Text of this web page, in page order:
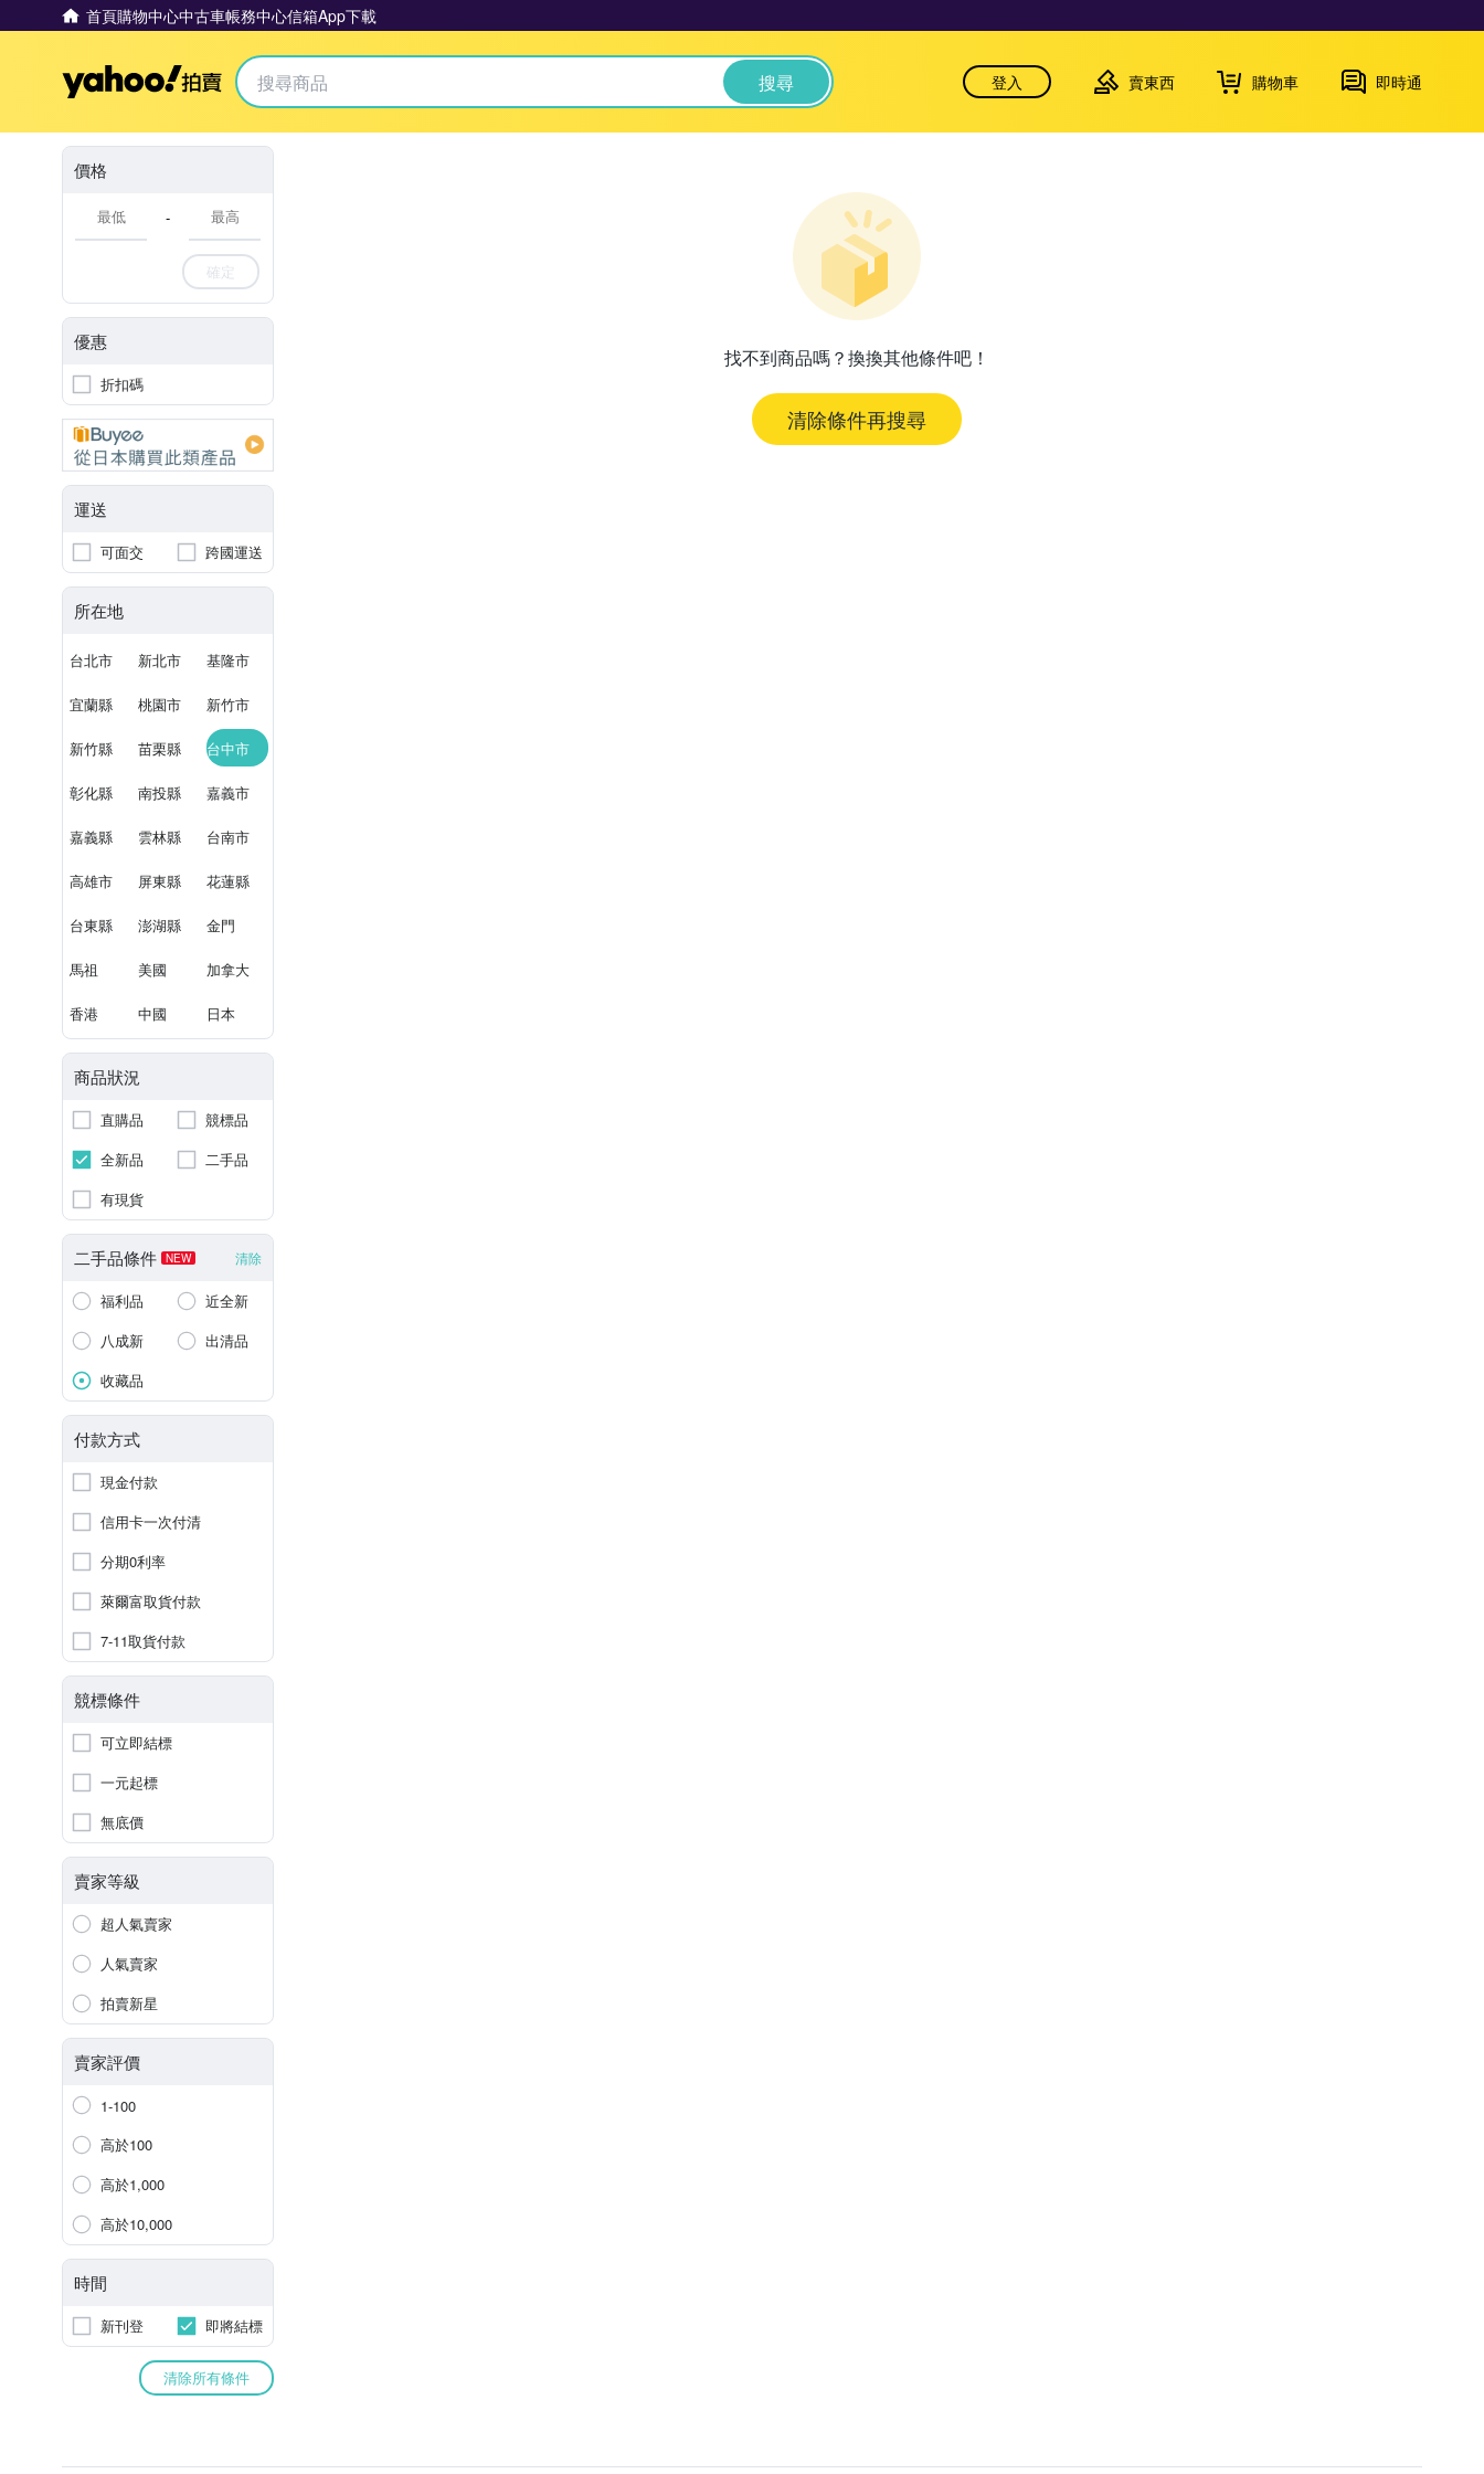
首頁購物中心中古車帳務中心信箱App下載
Yahoo拍賣 搜尋 登入 賣東西 購物車 即時通
價格
-
確定
優惠
折扣碼
運送
可面交 跨國運送
所在地
台北市 新北市 基隆市
宜蘭縣 桃園市 新竹市
新竹縣 苗栗縣 台中市
彰化縣 南投縣 嘉義市
嘉義縣 雲林縣 台南市
高雄市 屏東縣 花蓮縣
台東縣 澎湖縣 金門
馬祖 美國 加拿大
香港 中國 日本
商品狀況
直購品
競標品
全新品
二手品
有現貨
二手品條件 NEW 清除
福利品
近全新
八成新
出清品
收藏品
付款方式
現金付款
信用卡一次付清
分期0利率
萊爾富取貨付款
7-11取貨付款
競標條件
可立即結標
一元起標
無底價
賣家等級
超人氣賣家
人氣賣家
拍賣新星
賣家評價
1-100
高於100
高於1,000
高於10,000
時間
新刊登 即將結標
清除所有條件
找不到商品嗎？換換其他條件吧！
清除條件再搜尋